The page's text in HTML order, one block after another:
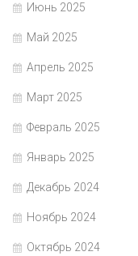
Июнь 2025
Май 2025
Апрель 2025
Март 2025
Февраль 2025
Январь 2025
Декабрь 2024
Ноябрь 2024
Октябрь 2024